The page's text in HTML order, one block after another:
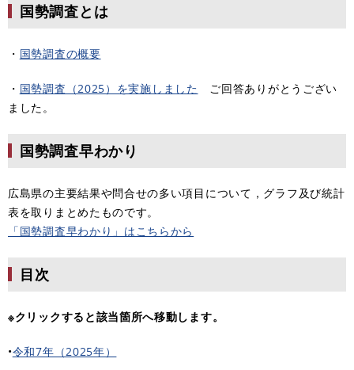
国勢調査とは
・ 国勢調査の概要
・ 国勢調査（2025）を実施しました ご回答ありがとうござい
ました。
国勢調査早わかり
広島県の主要結果や問合せの多い項目について，グラフ及び統計
表を取りまとめたものです。
「国勢調査早わかり」はこちらから
目次
※クリックすると該当箇所へ移動します。
•​令和7年（2025年）